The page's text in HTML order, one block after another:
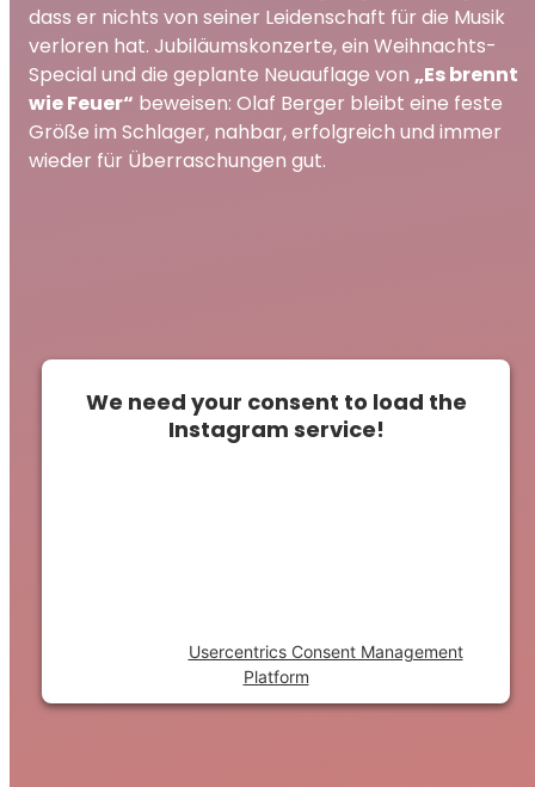
dass er nichts von seiner Leidenschaft für die Musik
verloren hat. Jubiläumskonzerte, ein Weihnachts-
Special und die geplante Neuauflage von „Es brennt
wie Feuer“ beweisen: Olaf Berger bleibt eine feste
Größe im Schlager, nahbar, erfolgreich und immer
wieder für Überraschungen gut.
We need your consent to load the
Instagram service!
Usercentrics Consent Management
Platform